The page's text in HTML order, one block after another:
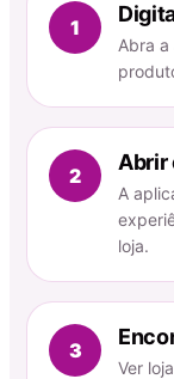
1
Abra
2
Abrir
A
loja.
3
Ver